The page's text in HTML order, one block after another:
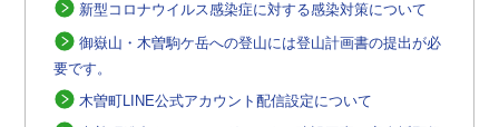
新型コロナウイルス感染症に対する感染対策について
御嶽山・木曽駒ケ岳への登山には登山計画書の提出が必
要です。
木曽町LINE公式アカウント配信設定について